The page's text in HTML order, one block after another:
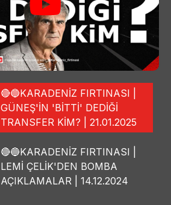
🔴🔵KARADENİZ FIRTINASI |
GÜNEŞ'İN 'BİTTİ' DEDİĞİ
TRANSFER KİM? | 21.01.2025
🔴🔵KARADENİZ FIRTINASI |
LEMİ ÇELİK'DEN BOMBA
AÇIKLAMALAR | 14.12.2024